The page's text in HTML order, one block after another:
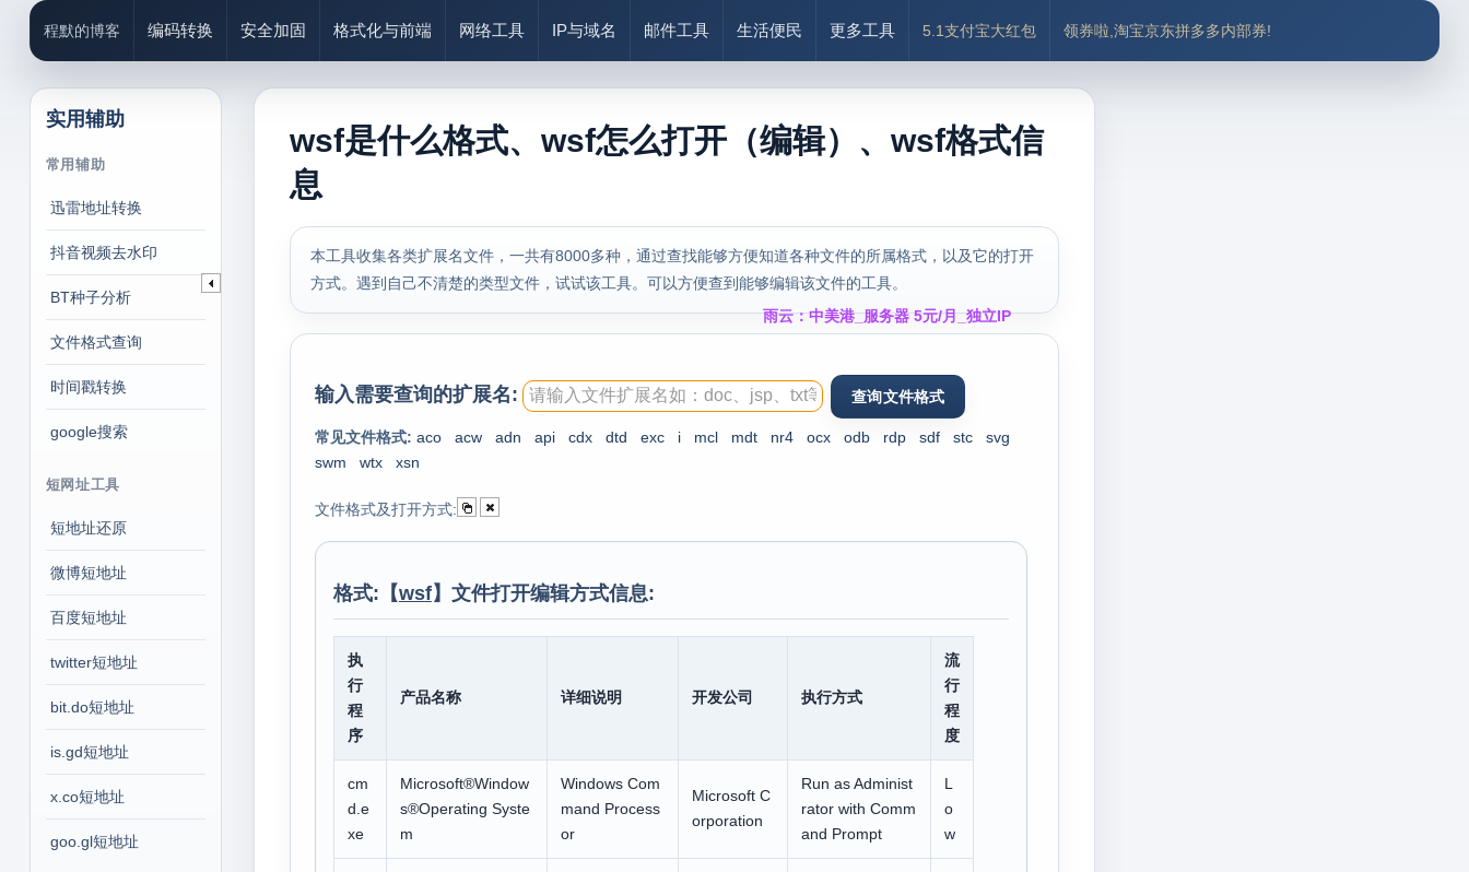
程默的博客 编码转换 安全加固 格式化与前端 网络工具 IP与域名 邮件工具 生活便民 更多工具 5.1支付宝大红包 领券啦,淘宝京东拼多多内部券!
实用辅助
常用辅助
迅雷地址转换
抖音视频去水印
BT种子分析
文件格式查询
时间戳转换
google搜索
短网址工具
短地址还原
微博短地址
百度短地址
twitter短地址
bit.do短地址
is.gd短地址
x.co短地址
goo.gl短地址
wsf是什么格式、wsf怎么打开（编辑）、wsf格式信
息
本工具收集各类扩展名文件，一共有8000多种，通过查找能够方便知道各种文件的所属格式，以及它的打开
方式。遇到自己不清楚的类型文件，试试该工具。可以方便查到能够编辑该文件的工具。
雨云：中美港_服务器 5元/月_独立IP
输入需要查询的扩展名:
常见文件格式: aco acw adn api cdx dtd exc i mcl mdt nr4 ocx odb rdp sdf stc
svg
swm
wtx xsn
文件格式及打开方式:
格式:【wsf】文件打开编辑方式信息:
执
行
程
序
产品名称 详细说明 开发公司 执行方式
流
行
程
度
cm
d.e
xe
Microsoft®Window
s®Operating Syste
m
Windows Com
mand Process
or
Microsoft C
orporation
Run as Administ
rator with Comm
and Prompt
L
o
w